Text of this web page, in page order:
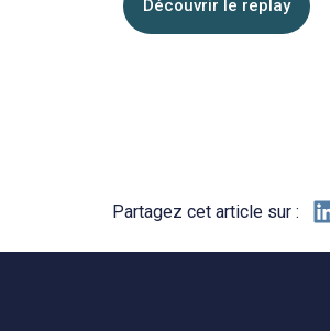
Découvrir le replay
Partagez cet article sur :